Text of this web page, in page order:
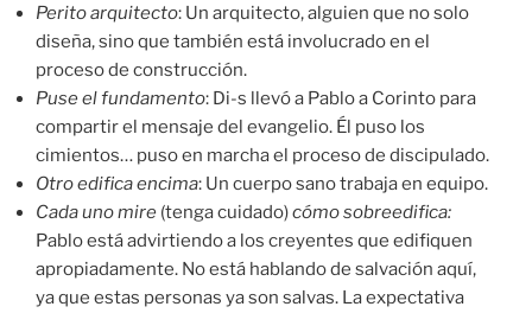
Perito arquitecto: Un arquitecto, alguien que no solo
diseña, sino que también está involucrado en el
proceso de construcción.
Puse el fundamento: Di-s llevó a Pablo a Corinto para
compartir el mensaje del evangelio. Él puso los
cimientos… puso en marcha el proceso de discipulado.
Otro edifica encima: Un cuerpo sano trabaja en equipo.
Cada uno mire (tenga cuidado)cómo sobreedifica:
Pablo está advirtiendo a los creyentes que edifiquen
apropiadamente. No está hablando de salvación aquí,
ya que estas personas ya son salvas. La expectativa